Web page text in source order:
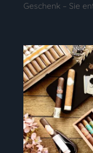
Geschenk – Sie